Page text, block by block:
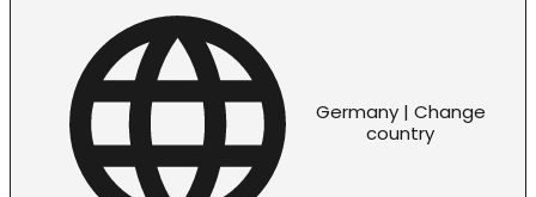
Germany | Change
country